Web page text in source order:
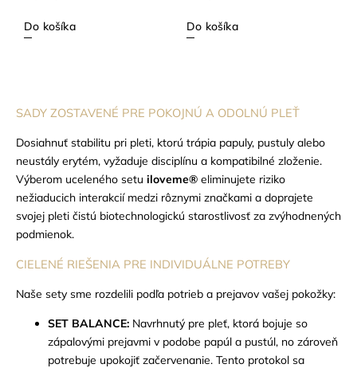
Do košíka Do košíka
SADY ZOSTAVENÉ PRE POKOJNÚ A ODOLNÚ PLEŤ
Dosiahnuť stabilitu pri pleti, ktorú trápia papuly, pustuly alebo
neustály erytém, vyžaduje disciplínu a kompatibilné zloženie.
Výberom uceleného setu iloveme® eliminujete riziko
nežiaducich interakcií medzi rôznymi značkami a doprajete
svojej pleti čistú biotechnologickú starostlivosť za zvýhodnených
podmienok.
CIELENÉ RIEŠENIA PRE INDIVIDUÁLNE POTREBY
Naše sety sme rozdelili podľa potrieb a prejavov vašej pokožky:
SET BALANCE: Navrhnutý pre pleť, ktorá bojuje so
zápalovými prejavmi v podobe papúl a pustúl, no zároveň
potrebuje upokojiť začervenanie. Tento protokol sa